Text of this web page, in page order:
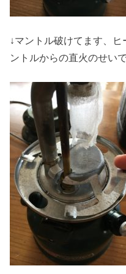
↓マントル破けてます、
ントルからの直火のせい